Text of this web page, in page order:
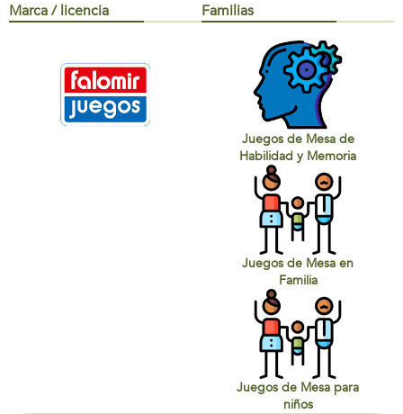
Marca / licencia Familias
Juegos de Mesa de
Habilidad y Memoria
Juegos de Mesa en
Familia
Juegos de Mesa para
niños